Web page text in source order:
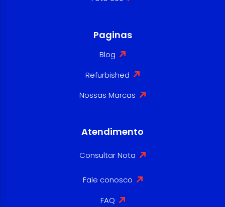
Paginas
Blog
Refurbished
Nossas Marcas
Atendimento
Consultar Nota
Fale conosco
FAQ